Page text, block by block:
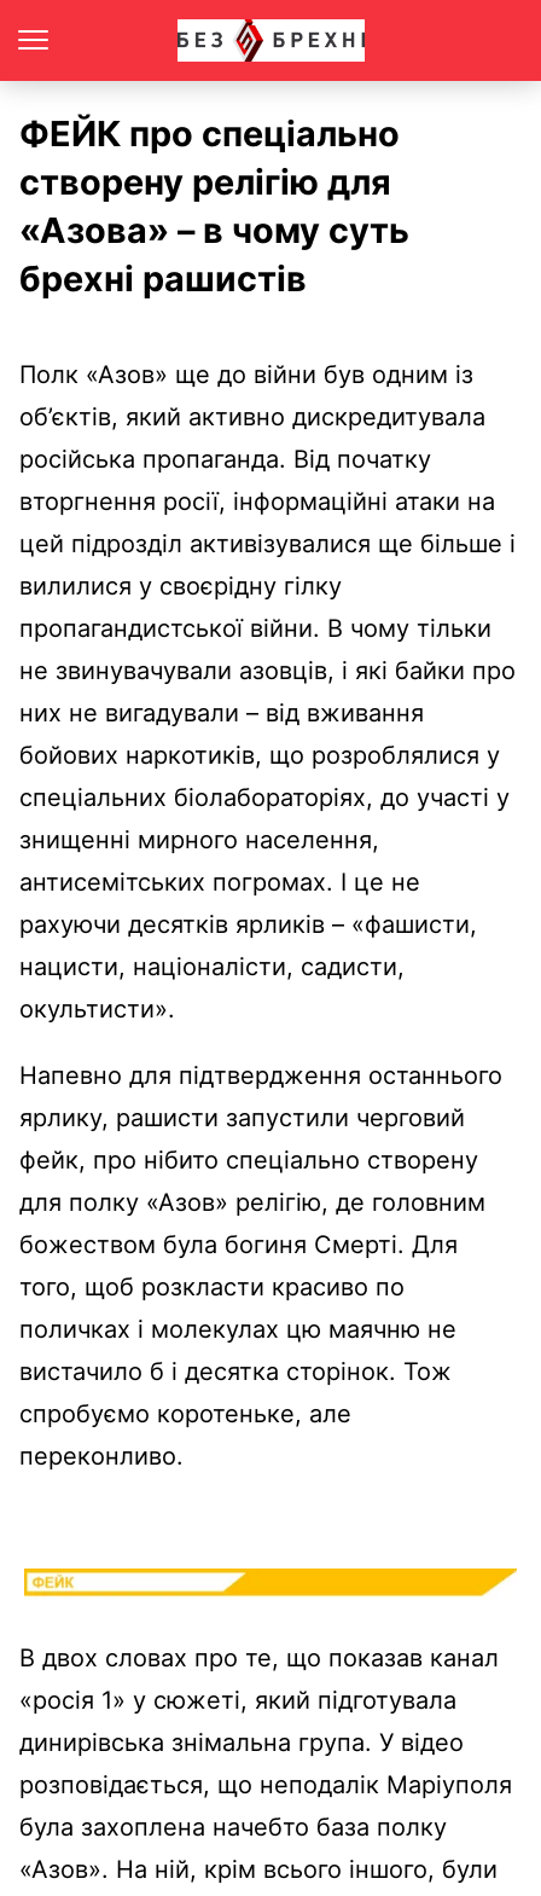
ФЕЙК про спеціально
створену релігію для
«Азова» – в чому суть
брехні рашистів
Полк «Азов» ще до війни був одним із
об’єктів, який активно дискредитувала
російська пропаганда. Від початку
вторгнення росії, інформаційні атаки на
цей підрозділ активізувалися ще більше і
вилилися у своєрідну гілку
пропагандистської війни. В чому тільки
не звинувачували азовців, і які байки про
них не вигадували – від вживання
бойових наркотиків, що розроблялися у
спеціальних біолабораторіях, до участі у
знищенні мирного населення,
антисемітських погромах. І це не
рахуючи десятків ярликів – «фашисти,
нацисти, націоналісти, садисти,
окультисти».
Напевно для підтвердження останнього
ярлику, рашисти запустили черговий
фейк, про нібито спеціально створену
для полку «Азов» релігію, де головним
божеством була богиня Смерті. Для
того, щоб розкласти красиво по
поличках і молекулах цю маячню не
вистачило б і десятка сторінок. Тож
спробуємо коротеньке, але
переконливо.
В двох словах про те, що показав канал
«росія 1» у сюжеті, який підготувала
динирівська знімальна група. У відео
розповідається, що неподалік Маріуполя
була захоплена начебто база полку
«Азов». На ній, крім всього іншого, були